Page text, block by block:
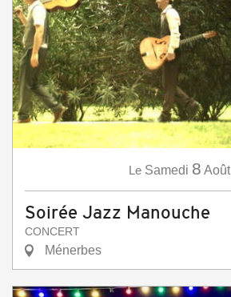
Le Samedi 8 Août
Soirée Jazz Manouche
CONCERT
Ménerbes